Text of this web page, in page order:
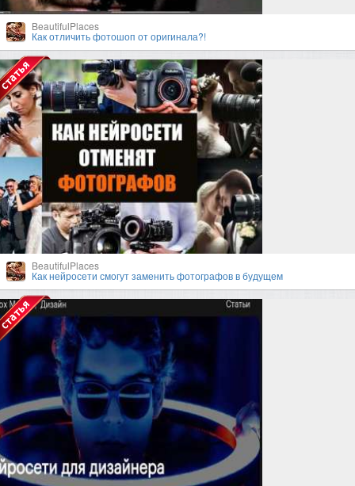
BeautifulPlaces
Как отличить фотошоп от оригинала?!
BeautifulPlaces
Как нейросети смогут заменить фотографов в будущем